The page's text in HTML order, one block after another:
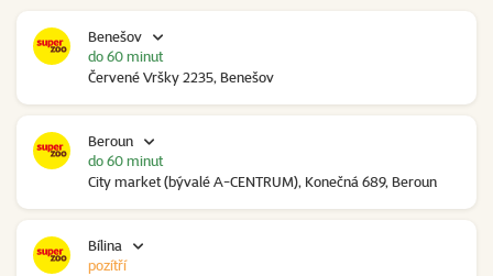
Benešov
Červené Vršky 2235, Benešov
do 60 minut
Beroun
City market (bývalé A-CENTRUM), Konečná 689, Beroun
do 60 minut
Bílina
pozítří